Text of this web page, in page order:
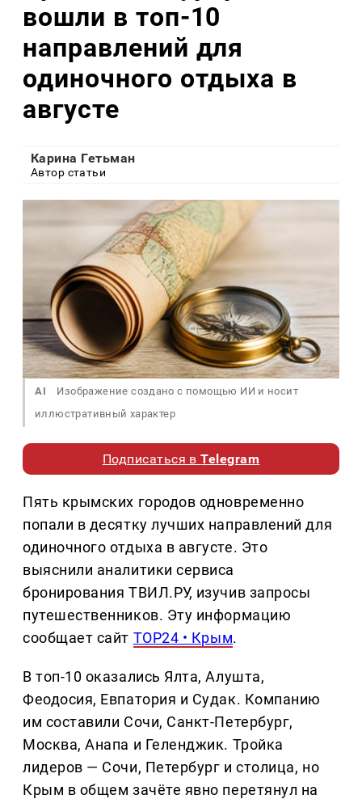
вошли в топ-10
направлений для
одиночного отдыха в
августе
Карина Гетьман
Автор статьи
AI
Изображение создано с помощью ИИ и носит
иллюстративный характер
Подписаться вTelegram
Пять крымских городов одновременно
попали в десятку лучших направлений для
одиночного отдыха в августе. Это
выяснили аналитики сервиса
бронирования ТВИЛ.РУ, изучив запросы
путешественников. Эту информацию
сообщает сайт TOP24 • Крым.
В топ-10 оказались Ялта, Алушта,
Феодосия, Евпатория и Судак. Компанию
им составили Сочи, Санкт-Петербург,
Москва, Анапа и Геленджик. Тройка
лидеров — Сочи, Петербург и столица, но
Крым в общем зачёте явно перетянул на